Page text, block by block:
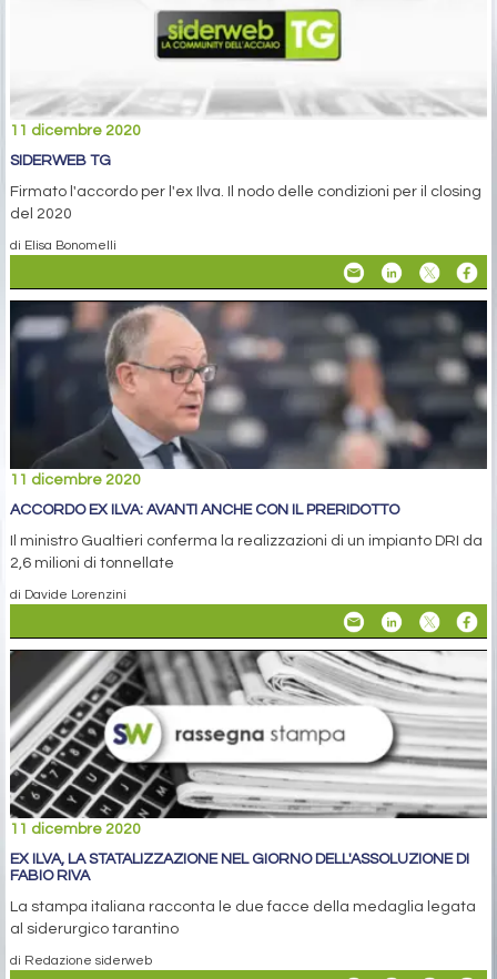
11 dicembre 2020
SIDERWEB TG
Firmato l'accordo per l'ex Ilva. Il nodo delle condizioni per il closing
del 2020
di Elisa Bonomelli
11 dicembre 2020
ACCORDO EX ILVA: AVANTI ANCHE CON IL PRERIDOTTO
Il ministro Gualtieri conferma la realizzazioni di un impianto DRI da
2,6 milioni di tonnellate
di Davide Lorenzini
11 dicembre 2020
EX ILVA, LA STATALIZZAZIONE NEL GIORNO DELL'ASSOLUZIONE DI
FABIO RIVA
La stampa italiana racconta le due facce della medaglia legata
al siderurgico tarantino
di Redazione siderweb